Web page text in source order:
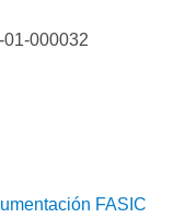
01-000032
FASIC